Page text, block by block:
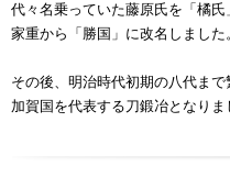
代々名乗っていた藤原氏を「橘氏
家重から「勝国」に改名しました
その後、明治時代初期の八代まで
加賀国を代表する刀鍛冶となりま